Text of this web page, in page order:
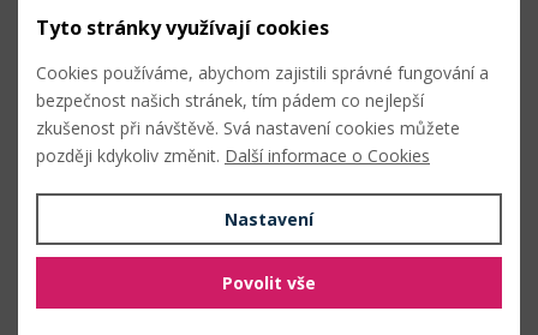
1 bílá
Tyto stránky využívají cookies
Cookies používáme, abychom zajistili správné fungování a
bezpečnost našich stránek, tím pádem co nejlepší
zkušenost při návštěvě. Svá nastavení cookies můžete
později kdykoliv změnit. Další informace o Cookies
Nastavení
Povolit vše